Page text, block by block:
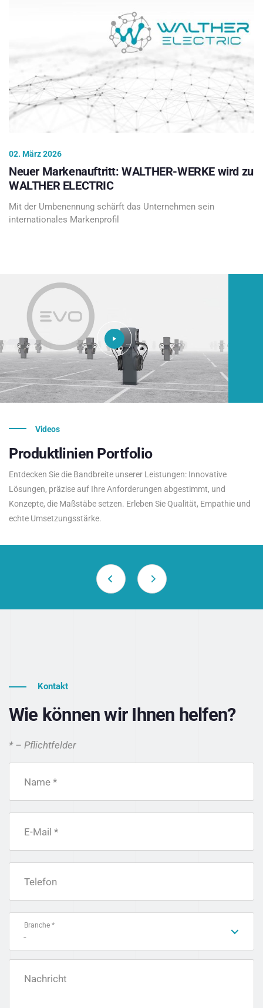
02. März 2026
Neuer Markenauftritt: WALTHER-WERKE wird zu
WALTHER ELECTRIC
Mit der Umbenennung schärft das Unternehmen sein
internationales Markenprofil
Videos
Produktlinien Portfolio
Entdecken Sie die Bandbreite unserer Leistungen: Innovative
Lösungen, präzise auf Ihre Anforderungen abgestimmt, und
Konzepte, die Maßstäbe setzen. Erleben Sie Qualität, Empathie und
echte Umsetzungsstärke.
Kontakt
Wie können wir Ihnen helfen?
* – Pflichtfelder
Name *
E-Mail *
Telefon
Branche *
-
Nachricht